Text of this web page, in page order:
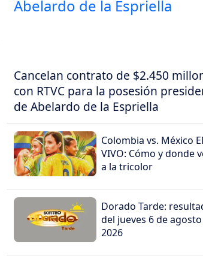
Cancelan contrato de $2.450
con RTVC para la posesión
de Abelardo de la Espriella
Colombia vs. México
VIVO: Cómo y donde
a la tricolor
Dorado Tarde:
del jueves 6 de
2026